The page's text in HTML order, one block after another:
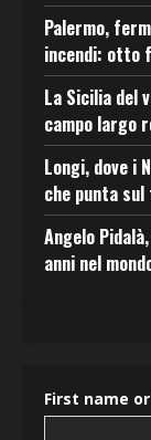
Palermo,
incendi: otto
La Sicilia del
campo largo
Longi, dove i
che punta
Angelo
anni nel
First name